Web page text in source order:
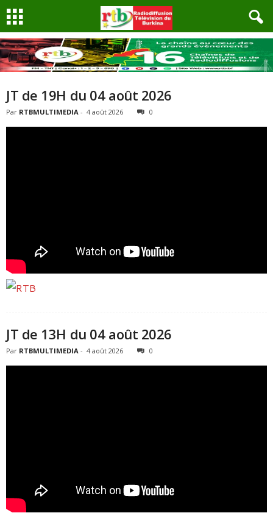
JT de 19H du 04 août 2026
Par RTBMULTIMEDIA - 4 août 2026 0
JT de 13H du 04 août 2026
Par RTBMULTIMEDIA - 4 août 2026 0